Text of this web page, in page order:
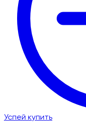
Успей купить